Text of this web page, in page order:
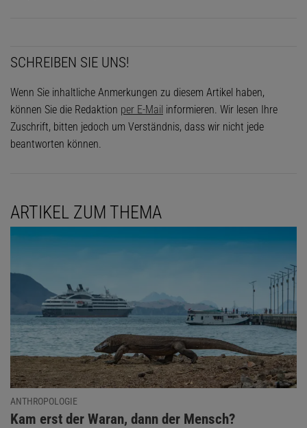
SCHREIBEN SIE UNS!
Wenn Sie inhaltliche Anmerkungen zu diesem Artikel haben,
können Sie die Redaktion per E-Mail informieren. Wir lesen Ihre
Zuschrift, bitten jedoch um Verständnis, dass wir nicht jede
beantworten können.
ARTIKEL ZUM THEMA
ANTHROPOLOGIE
:
Kam erst der Waran, dann der Mensch?